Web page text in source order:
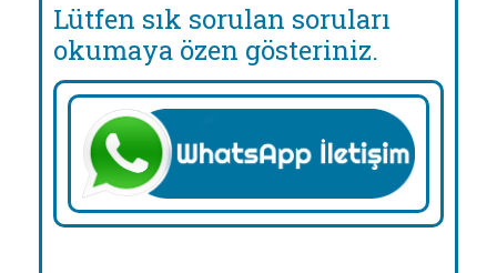
Lütfen sık sorulan soruları
okumaya özen gösteriniz.